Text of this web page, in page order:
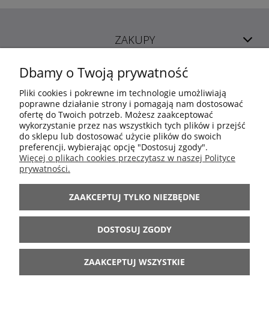
ZAKUPY
POMOC
MOJE KONTO
INFORMACJE
ARANŻACJE
BĄDŹ Z NAMI
Dbamy o Twoją prywatność
Pliki cookies i pokrewne im technologie umożliwiają
poprawne działanie strony i pomagają nam dostosować
ofertę do Twoich potrzeb. Możesz zaakceptować
wykorzystanie przez nas wszystkich tych plików i przejść
do sklepu lub dostosować użycie plików do swoich
preferencji, wybierając opcję "Dostosuj zgody".
Więcej o plikach cookies przeczytasz w naszej Polityce
prywatności.
ZAAKCEPTUJ TYLKO NIEZBĘDNE
DOSTOSUJ ZGODY
ZAAKCEPTUJ WSZYSTKIE